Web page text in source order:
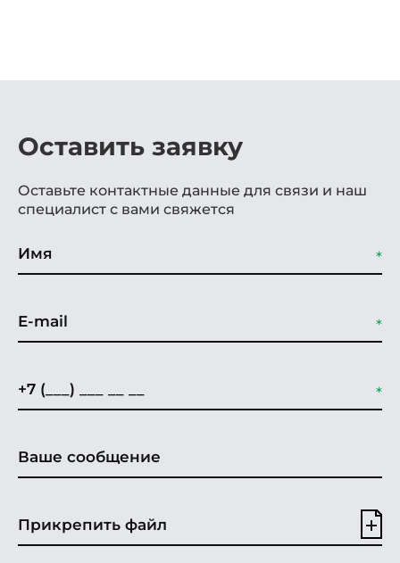
Оставить заявку
Оставьте контактные данные для связи и наш
специалист с вами свяжется
Прикрепить файл